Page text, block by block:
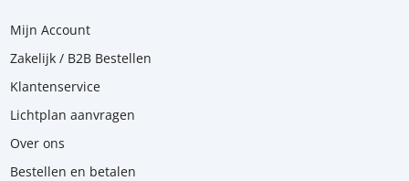
Mijn Account
Zakelijk / B2B Bestellen
Klantenservice
Lichtplan aanvragen
Over ons
Bestellen en betalen